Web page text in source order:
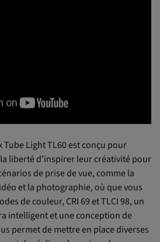
Light TL60 est conçu pour
liberté d'inspirer leur créativité pour
de prise de vue, comme la
et la photographie, où que vous
de couleur, CRI 69 et TLCI 98, un
intelligent et une conception de
permet de mettre en place diverses